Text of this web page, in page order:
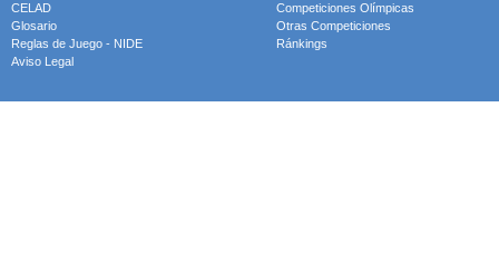
CELAD
Glosario
Reglas de Juego - NIDE
Aviso Legal
Competiciones Olímpicas
Otras Competiciones
Ránkings